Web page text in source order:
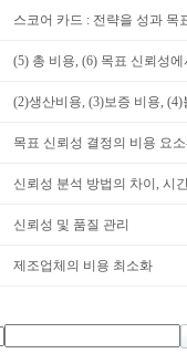
스코어 카드 : 전략을 성과 목
(5) 총 비용, (6) 목표 신뢰성
(2)생산비용, (3)보증 비용,
목표 신뢰성 결정의 비용 요
신뢰성 분석 방법의 차이, 시
신뢰성 및 품질 관리
제조업체의 비용 최소화